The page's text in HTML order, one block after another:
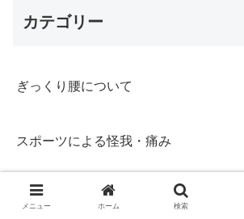
カテゴリー
ぎっくり腰について
スポーツによる怪我・痛み
交通事故について
メニュー ホーム 検索